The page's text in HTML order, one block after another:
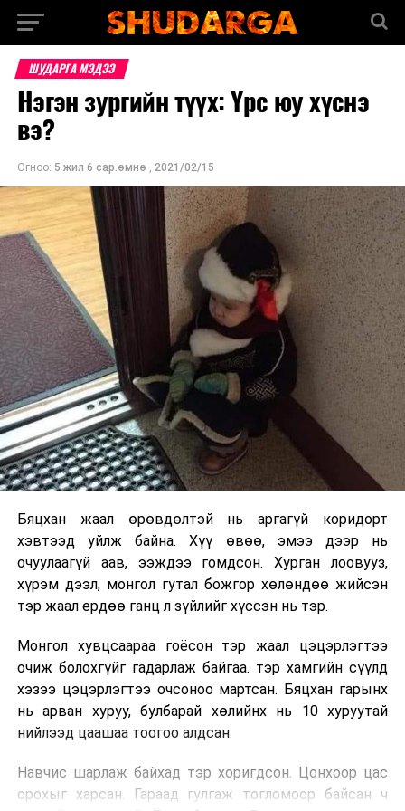
ШУДАРГА МЭДЭЭ
Нэгэн зургийн түүх: Үрс юу хүснэ
вэ?
Огноо: 5 жил 6 сар.өмнө , 2021/02/15
Бяцхан жаал өрөвдөлтэй нь аргагүй коридорт
хэвтээд уйлж байна. Хүү өвөө, эмээ дээр нь
очуулаагүй аав, ээждээ гомдсон. Хурган лоовууз,
хүрэм дээл, монгол гутал божгор хөлөндөө жийсэн
тэр жаал ердөө ганц л зүйлийг хүссэн нь тэр.
Монгол хувцсаараа гоёсон тэр жаал цэцэрлэгтээ
очиж болохгүйг гадарлаж байгаа. тэр хамгийн сүүлд
хэзээ цэцэрлэгтээ очсоноо мартсан. Бяцхан гарынх
нь арван хуруу, булбарай хөлийнх нь 10 хуруутай
нийлээд цаашаа тоогоо алдсан.
Навчис шарлаж байхад тэр хоригдсон. Цонхоор цас
орохыг харсан. Гараад гулгаж тогломоор байсан ч